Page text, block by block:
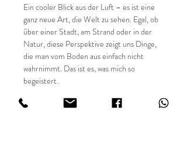
Ein cooler Blick aus der Luft – es ist eine
ganz neue Art, die Welt zu sehen. Egal, ob
über einer Stadt, am Strand oder in der
Natur, diese Perspektive zeigt uns Dinge,
die man vom Boden aus einfach nicht
wahrnimmt. Das ist es, was mich so
begeistert.
📸 Details: